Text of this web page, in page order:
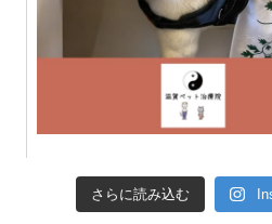
さらに読み込む